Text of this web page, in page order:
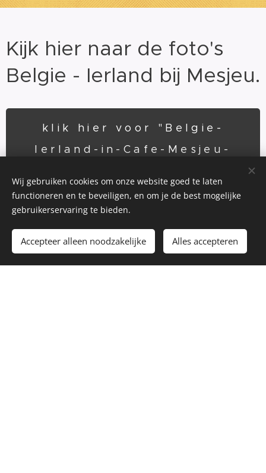
Kijk hier naar de foto's
Belgie - Ierland bij Mesjeu.
klik hier voor "Belgie-
Ierland-in-Cafe-Mesjeu-
Voetbal kijken ...
Wij gebruiken cookies om onze website goed te laten
functioneren en te beveiligen, en om je de best mogelijke
gebruikerservaring te bieden.
Accepteer alleen noodzakelijke Alles accepteren